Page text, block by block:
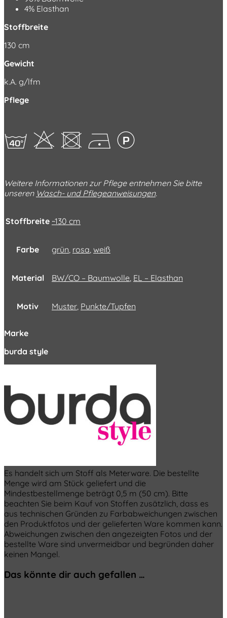
4% Elasthan
Stoffbreite
130 cm
Gewicht
k.A. g/lfm
Pflege
hHUDL
Weitere Informationen zur Pflege entnehmen Sie bitte
unseren Wasch- und Pflegeanweisungen.
Stoffbreite ~130 cm
Farbe grün, rosa, weiß
Material BW/CO – Baumwolle, EL – Elasthan
Motiv Muster, Punkte/Tupfen
Marke
burda style
Es handelt sich um Stoff als Meterware. Die bestellte
Menge wird am Stück geliefert und die
Mindestbestellmenge beträgt 0,5 m (50 cm). Bitte
beachten Sie beim Kauf von Stoffen zusätzlich, dass es
aus technischen Gründen zu Farbabweichungen zwischen
den Produktfotos und der gelieferten Ware kommen kann.
Abweichungen zwischen den angezeigten Fotos und der
bestellte Ware sind unvermeidbar und begründen daher
keinen Mangel.
Das könnte dir auch gefallen …